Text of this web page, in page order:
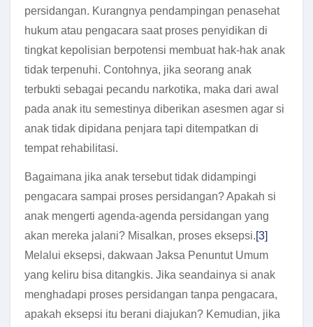
persidangan. Kurangnya pendampingan penasehat
hukum atau pengacara saat proses penyidikan di
tingkat kepolisian berpotensi membuat hak-hak anak
tidak terpenuhi. Contohnya, jika seorang anak
terbukti sebagai pecandu narkotika, maka dari awal
pada anak itu semestinya diberikan asesmen agar si
anak tidak dipidana penjara tapi ditempatkan di
tempat rehabilitasi.
Bagaimana jika anak tersebut tidak didampingi
pengacara sampai proses persidangan? Apakah si
anak mengerti agenda-agenda persidangan yang
akan mereka jalani? Misalkan, proses eksepsi.[3]
Melalui eksepsi, dakwaan Jaksa Penuntut Umum
yang keliru bisa ditangkis. Jika seandainya si anak
menghadapi proses persidangan tanpa pengacara,
apakah eksepsi itu berani diajukan? Kemudian, jika